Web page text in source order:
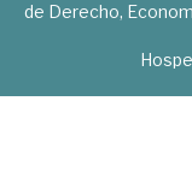
de Derecho,